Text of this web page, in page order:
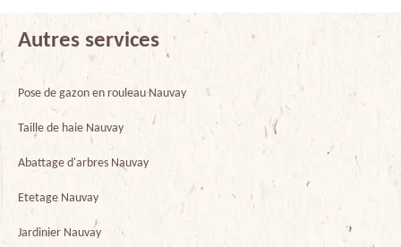
Autres services
Pose de gazon en rouleau Nauvay
Taille de haie Nauvay
Abattage d'arbres Nauvay
Etetage Nauvay
Jardinier Nauvay